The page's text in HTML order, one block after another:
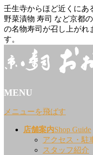
壬生寺からほど近くにあ
野菜漬物 寿司 など京都
の名物寿司が召し上がれ
す。
MENU
メニューを飛ばす
店舗案内Shop Guide
アクセス・駐
スタッフ紹介